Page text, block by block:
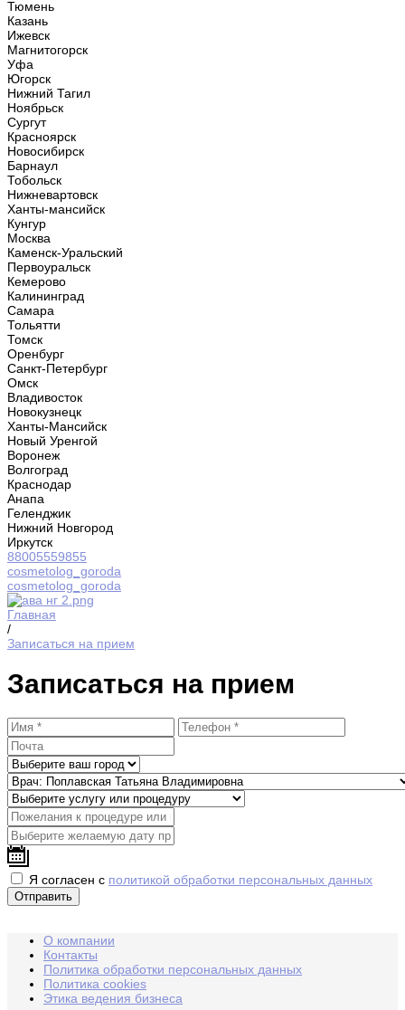
Тюмень
Казань
Ижевск
Магнитогорск
Уфа
Югорск
Нижний Тагил
Ноябрьск
Сургут
Красноярск
Новосибирск
Барнаул
Тобольск
Нижневартовск
Ханты-мансийск
Кунгур
Москва
Каменск-Уральский
Первоуральск
Кемерово
Калининград
Самара
Тольятти
Томск
Оренбург
Санкт-Петербург
Омск
Владивосток
Новокузнецк
Ханты-Мансийск
Новый Уренгой
Воронеж
Волгоград
Краснодар
Анапа
Геленджик
Нижний Новгород
Иркутск
88005559855
cosmetolog_goroda
cosmetolog_goroda
Главная
/
Записаться на прием
Записаться на прием
Я согласен с политикой обработки персональных данных
О компании
Контакты
Политика обработки персональных данных
Политика cookies
Этика ведения бизнеса